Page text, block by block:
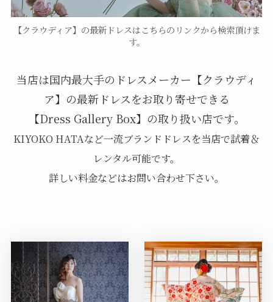
【クラウディア】の最新ドレスはこちらのリンクから検索頂けま
す。
当店は国内最大手のドレスメーカー【クラウディ
ア】の最新ドレスをお取り寄せできる
【Dress Gallery Box】の取り扱い店です。
KIYOKO HATAなど一流ブランドドレスを当店で試着＆
レンタル可能です。
詳しい料金などはお問い合わせ下さい。